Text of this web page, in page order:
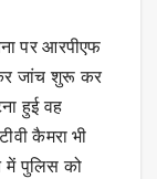
पर आरपीएफ
कर जांच शुरू कर
हुई वह
कैमरा भी
में पुलिस को